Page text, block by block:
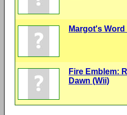
Margot's
Fire Emblem:
Dawn (Wii)